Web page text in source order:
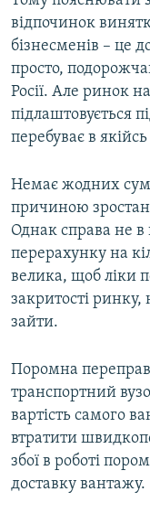
відпочинок
бізнесменів – це
просто,
Росії. Але ринок
підлаштовується
перебуває в
Немає жодних
причиною
Однак справа не в
перерахунку на
велика, щоб ліки
закритості
зайти.
Поромна
транспортний
вартість самого
втратити
збої в роботі
доставку вантажу.